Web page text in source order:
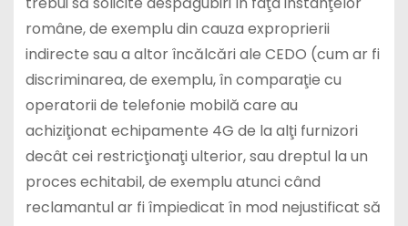
române, de exemplu din cauza exproprierii
indirecte sau a altor încălcări ale CEDO (cum ar fi
discriminarea, de exemplu, în comparaţie cu
operatorii de telefonie mobilă care au
achiziţionat echipamente 4G de la alţi furnizori
decât cei restricţionaţi ulterior, sau dreptul la un
proces echitabil, de exemplu atunci când
reclamantul ar fi împiedicat în mod nejustificat să